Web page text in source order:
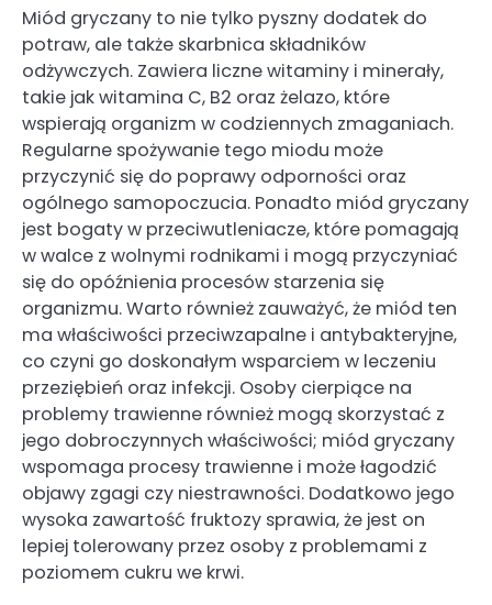
Miód gryczany to nie tylko pyszny dodatek do
potraw, ale także skarbnica składników
odżywczych. Zawiera liczne witaminy i minerały,
takie jak witamina C, B2 oraz żelazo, które
wspierają organizm w codziennych zmaganiach.
Regularne spożywanie tego miodu może
przyczynić się do poprawy odporności oraz
ogólnego samopoczucia. Ponadto miód gryczany
jest bogaty w przeciwutleniacze, które pomagają
w walce z wolnymi rodnikami i mogą przyczyniać
się do opóźnienia procesów starzenia się
organizmu. Warto również zauważyć, że miód ten
ma właściwości przeciwzapalne i antybakteryjne,
co czyni go doskonałym wsparciem w leczeniu
przeziębień oraz infekcji. Osoby cierpiące na
problemy trawienne również mogą skorzystać z
jego dobroczynnych właściwości; miód gryczany
wspomaga procesy trawienne i może łagodzić
objawy zgagi czy niestrawności. Dodatkowo jego
wysoka zawartość fruktozy sprawia, że jest on
lepiej tolerowany przez osoby z problemami z
poziomem cukru we krwi.